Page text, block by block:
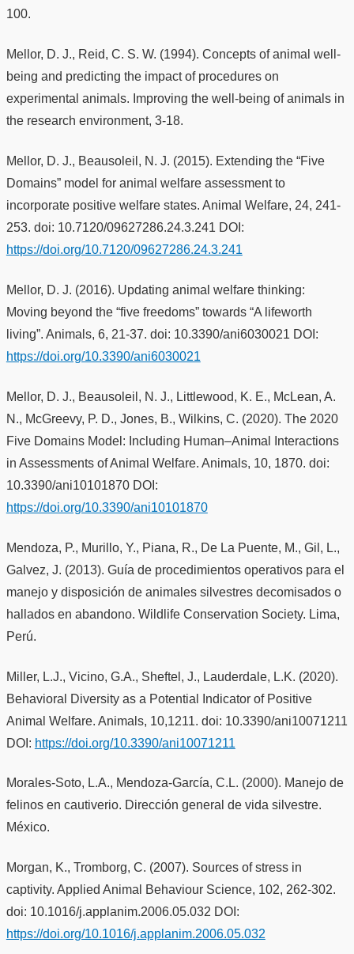
100.
Mellor, D. J., Reid, C. S. W. (1994). Concepts of animal well-
being and predicting the impact of procedures on
experimental animals. Improving the well-being of animals in
the research environment, 3-18.
Mellor, D. J., Beausoleil, N. J. (2015). Extending the “Five
Domains” model for animal welfare assessment to
incorporate positive welfare states. Animal Welfare, 24, 241-
253. doi: 10.7120/09627286.24.3.241 DOI:
https://doi.org/10.7120/09627286.24.3.241
Mellor, D. J. (2016). Updating animal welfare thinking:
Moving beyond the “five freedoms” towards “A lifeworth
living”. Animals, 6, 21-37. doi: 10.3390/ani6030021 DOI:
https://doi.org/10.3390/ani6030021
Mellor, D. J., Beausoleil, N. J., Littlewood, K. E., McLean, A.
N., McGreevy, P. D., Jones, B., Wilkins, C. (2020). The 2020
Five Domains Model: Including Human–Animal Interactions
in Assessments of Animal Welfare. Animals, 10, 1870. doi:
10.3390/ani10101870 DOI:
https://doi.org/10.3390/ani10101870
Mendoza, P., Murillo, Y., Piana, R., De La Puente, M., Gil, L.,
Galvez, J. (2013). Guía de procedimientos operativos para el
manejo y disposición de animales silvestres decomisados o
hallados en abandono. Wildlife Conservation Society. Lima,
Perú.
Miller, L.J., Vicino, G.A., Sheftel, J., Lauderdale, L.K. (2020).
Behavioral Diversity as a Potential Indicator of Positive
Animal Welfare. Animals, 10,1211. doi: 10.3390/ani10071211
DOI: https://doi.org/10.3390/ani10071211
Morales-Soto, L.A., Mendoza-García, C.L. (2000). Manejo de
felinos en cautiverio. Dirección general de vida silvestre.
México.
Morgan, K., Tromborg, C. (2007). Sources of stress in
captivity. Applied Animal Behaviour Science, 102, 262-302.
doi: 10.1016/j.applanim.2006.05.032 DOI:
https://doi.org/10.1016/j.applanim.2006.05.032